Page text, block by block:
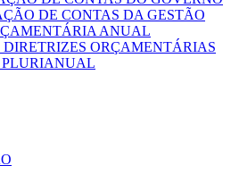
DE CONTAS DA GESTÃO
ANUAL
ORÇAMENTÁRIAS
PLURIANUAL